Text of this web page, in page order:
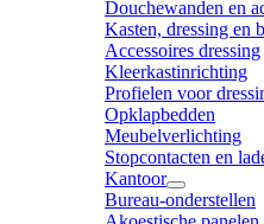
Douchewanden en
Kasten, dressing en
Accessoires dressing
Kleerkastinrichting
Profielen voor
Opklapbedden
Meubelverlichting
Stopcontacten en
Kantoor
Bureau-onderstellen